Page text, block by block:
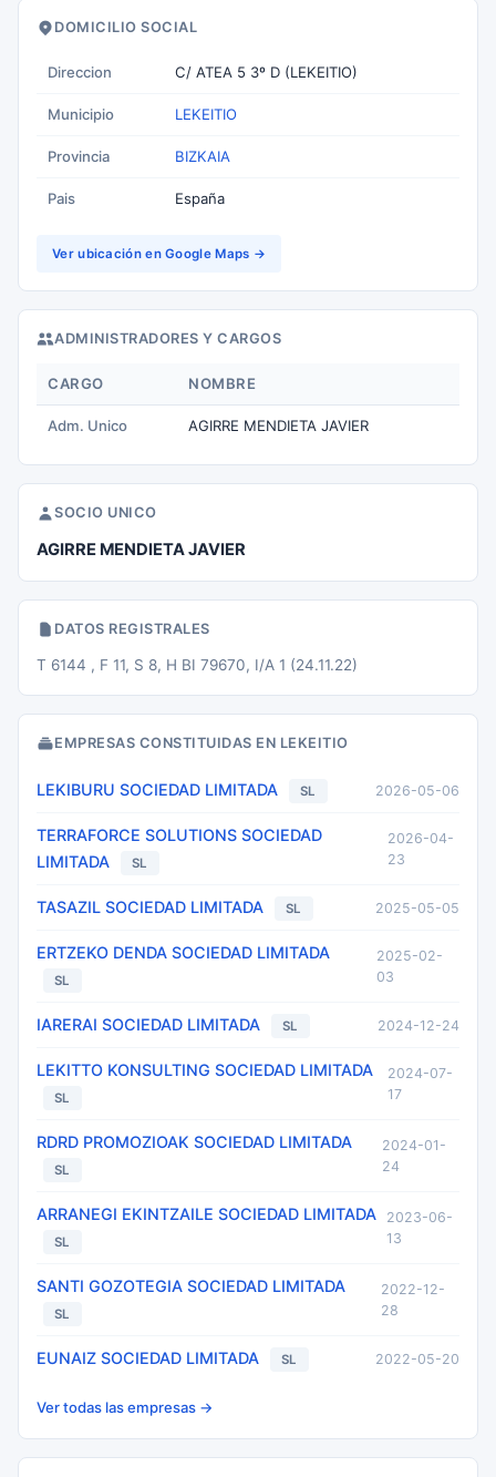
DOMICILIO SOCIAL
Direccion C/ ATEA 5 3º D (LEKEITIO)
Municipio LEKEITIO
Provincia BIZKAIA
Pais España
Ver ubicación en Google Maps →
ADMINISTRADORES Y CARGOS
CARGO NOMBRE
Adm. Unico AGIRRE MENDIETA JAVIER
SOCIO UNICO
AGIRRE MENDIETA JAVIER
DATOS REGISTRALES
T 6144 , F 11, S 8, H BI 79670, I/A 1 (24.11.22)
EMPRESAS CONSTITUIDAS EN LEKEITIO
LEKIBURU SOCIEDAD LIMITADA SL 2026-05-06
TERRAFORCE SOLUTIONS SOCIEDAD
LIMITADA
SL
2026-04-
23
TASAZIL SOCIEDAD LIMITADA SL 2025-05-05
ERTZEKO DENDA SOCIEDAD LIMITADA
SL
2025-02-
03
IARERAI SOCIEDAD LIMITADA SL 2024-12-24
LEKITTO KONSULTING SOCIEDAD LIMITADA
SL
2024-07-
17
RDRD PROMOZIOAK SOCIEDAD LIMITADA
SL
2024-01-
24
ARRANEGI EKINTZAILE SOCIEDAD LIMITADA
SL
2023-06-
13
SANTI GOZOTEGIA SOCIEDAD LIMITADA
SL
2022-12-
28
EUNAIZ SOCIEDAD LIMITADA SL 2022-05-20
Ver todas las empresas →